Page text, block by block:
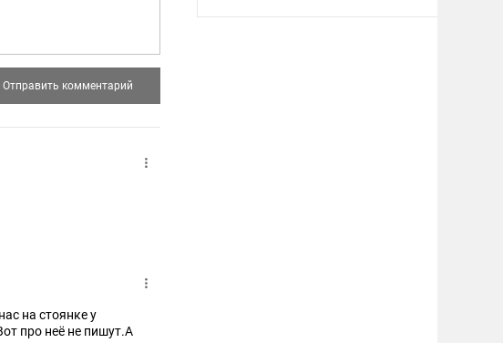
на стоянке у
про неё не пишут.А